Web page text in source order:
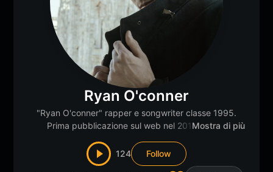
Ryan O'conner
"Ryan O'conner" rapper e songwriter classe 1995.
Prima pubblicazione sul web nel 2014. Lavori
Prequel (2020) (Sparo Parole)
Mostra di più
124 Follow